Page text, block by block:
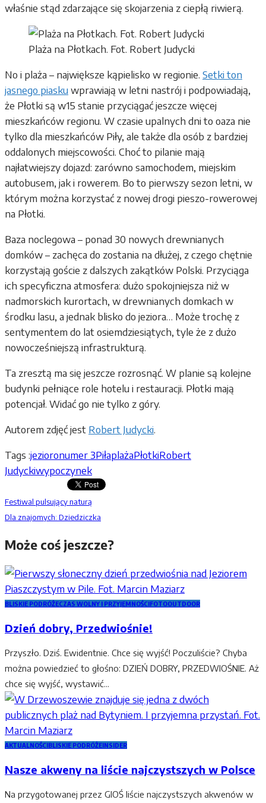
właśnie stąd zdarzające się skojarzenia z ciepłą riwierą.
Plaża na Płotkach. Fot. Robert Judycki
No i plaża – największe kąpielisko w regionie. Setki ton
jasnego piasku wprawiają w letni nastrój i podpowiadają,
że Płotki są w15 stanie przyciągać jeszcze więcej
mieszkańców regionu. W czasie upalnych dni to oaza nie
tylko dla mieszkańców Piły, ale także dla osób z bardziej
oddalonych miejscowości. Choć to pilanie mają
najłatwiejszy dojazd: zarówno samochodem, miejskim
autobusem, jak i rowerem. Bo to pierwszy sezon letni, w
którym można korzystać z nowej drogi pieszo-rowerowej
na Płotki.
Baza noclegowa – ponad 30 nowych drewnianych
domków – zachęca do zostania na dłużej, z czego chętnie
korzystają goście z dalszych zakątków Polski. Przyciąga
ich specyficzna atmosfera: dużo spokojniejsza niż w
nadmorskich kurortach, w drewnianych domkach w
środku lasu, a jednak blisko do jeziora… Może trochę z
sentymentem do lat osiemdziesiątych, tyle że z dużo
nowocześniejszą infrastrukturą.
Ta zresztą ma się jeszcze rozrosnąć. W planie są kolejne
budynki pełniące role hotelu i restauracji. Płotki mają
potencjał. Widać go nie tylko z góry.
Autorem zdjęć jest Robert Judycki.
Tags :jezioronumer 3PiłaplażaPłotkiRobert
Judyckiwypoczynek
Festiwal pulsujący naturą
Dla znajomych: Dziedziczka
Może coś jeszcze?
BLISKIE PODRÓŻECZAS WOLNY I PRZYJEMNOŚCIFOTOOUTDOOR
Dzień dobry, Przedwiośnie!
Przyszło. Dziś. Ewidentnie. Chce się wyjść! Poczuliście? Chyba
można powiedzieć to głośno: DZIEŃ DOBRY, PRZEDWIOŚNIE. Aż
chce się wyjść, wystawić...
AKTUALNOŚCIBLISKIE PODRÓŻEINSIDER
Nasze akweny na liście najczystszych w Polsce
Na przygotowanej przez GIOŚ liście najczystszych akwenów w